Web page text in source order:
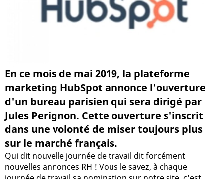
En ce mois de mai 2019, la plateforme
marketing HubSpot annonce l'ouverture
d'un bureau parisien qui sera dirigé par
Jules Perignon. Cette ouverture s'inscrit
dans une volonté de miser toujours plus
sur le marché français.
Qui dit nouvelle journée de travail dit forcément
nouvelles annonces RH ! Vous le savez, à chaque